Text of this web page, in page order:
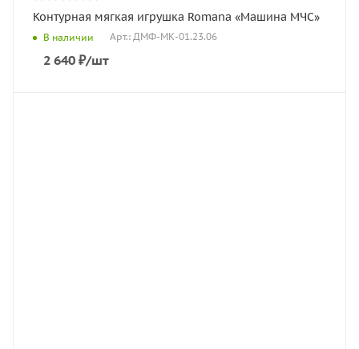
Контурная мягкая игрушка Romana «Машина МЧС»
В наличии Арт.: ДМФ-МК-01.23.06
2 640 ₽/шт